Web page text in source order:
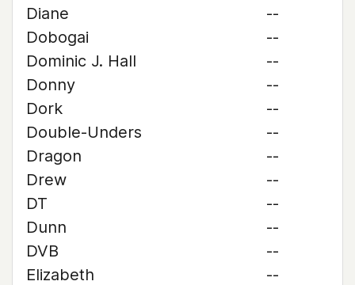
Diane
--
Dobogai
--
Dominic J. Hall
--
Donny
--
Dork
--
Double-Unders
--
Dragon
--
Drew
--
DT
--
Dunn
--
DVB
--
Elizabeth
--